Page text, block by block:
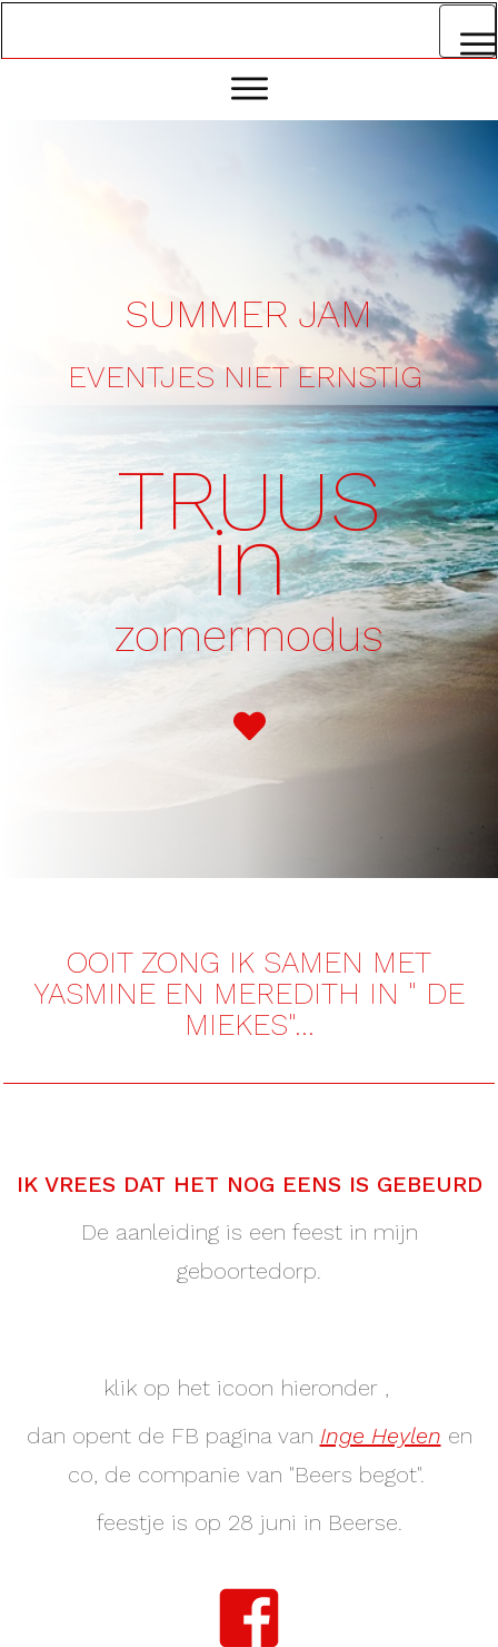
SHOP
AFFILIATES
SUMMER JAM
EVENTJES NIET ERNSTIG
TRUUS
in
zomermodus
OOIT ZONG IK SAMEN MET
YASMINE EN MEREDITH IN " DE
MIEKES"...
IK VREES DAT HET NOG EENS IS GEBEURD
De aanleiding is een feest in mijn
geboortedorp.
klik op het icoon hieronder ,
dan opent de FB pagina van Inge Heylen en
co, de companie van "Beers begot".
feestje is op 28 juni in Beerse.